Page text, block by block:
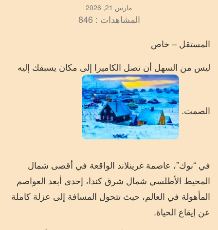
مارس 21, 2026
المشاهدات : 846
المستقل – خاص
ليس من السهل أن تصل الكاميرا إلى مكان يسبقك إليه
الصمت.
في “نوك”، عاصمة غرينلاند الواقعة في أقصى شمال
المحيط الأطلسي شمال شرق كندا، إحدى أبعد العواصم
المأهولة في العالم، حيث تتحول المسافة إلى عزلة كاملة
عن إيقاع الحياة.